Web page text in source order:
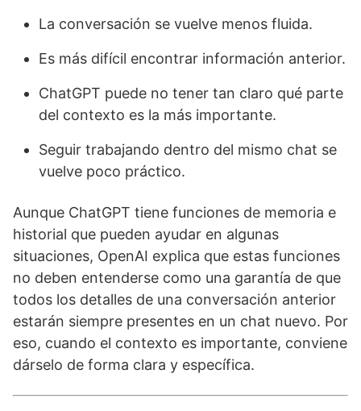
La conversación se vuelve menos fluida.
Es más difícil encontrar información anterior.
ChatGPT puede no tener tan claro qué parte
del contexto es la más importante.
Seguir trabajando dentro del mismo chat se
vuelve poco práctico.
Aunque ChatGPT tiene funciones de memoria e
historial que pueden ayudar en algunas
situaciones, OpenAI explica que estas funciones
no deben entenderse como una garantía de que
todos los detalles de una conversación anterior
estarán siempre presentes en un chat nuevo. Por
eso, cuando el contexto es importante, conviene
dárselo de forma clara y específica.